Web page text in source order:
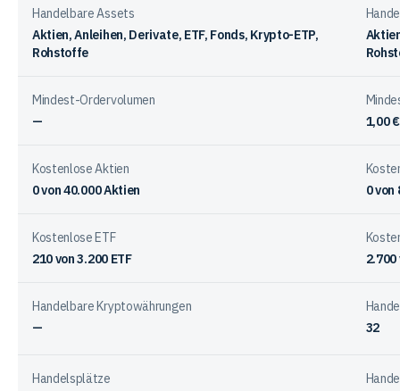
Anbietern
Handelbare Assets
Aktien, Anleihen, Derivate, ETF, Fonds, Krypto-ETP,
Rohstoffe
Mindest-Ordervolumen
—
1,00 €
Kostenlose Aktien
0von40.000Aktien
0von
Kostenlose ETF
210von3.200ETF
2.700
Handelbare Kryptowährungen
—
32
Handelsplätze